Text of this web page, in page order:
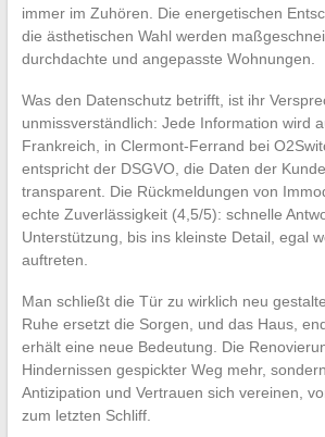
immer im Zuhören. Die energetischen
die ästhetischen Wahl werden
durchdachte und angepasste Wohnungen.
Was den Datenschutz betrifft, ist ihr
unmissverständlich: Jede Information wird
Frankreich, in Clermont-Ferrand bei
entspricht der DSGVO, die Daten der
transparent. Die Rückmeldungen von
echte Zuverlässigkeit (4,5/5): schnelle
Unterstützung, bis ins kleinste Detail, egal
auftreten.
Man schließt die Tür zu wirklich neu
Ruhe ersetzt die Sorgen, und das Haus,
erhält eine neue Bedeutung. Die
Hindernissen gespickter Weg mehr,
Antizipation und Vertrauen sich vereinen,
zum letzten Schliff.